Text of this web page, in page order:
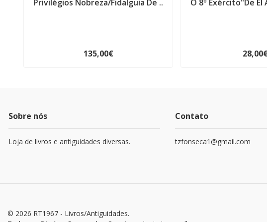
Privilégios Nobreza/Fidalguia De ..
135,00€
O 8º Exército"De El
Sobre nós
Loja de livros e antiguidades diversas.
Contato
tzfonseca1@gmail.com
© 2026 RT1967 - Livros/Antiguidades.